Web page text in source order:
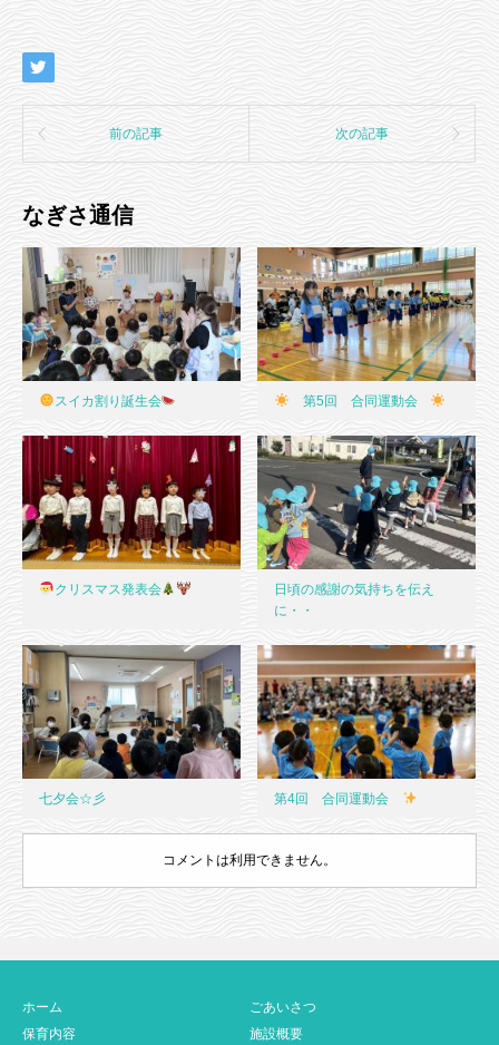
前の記事 次の記事
なぎさ通信
スイカ割り誕生会 第5回 合同運動会
クリスマス発表会
日頃の感謝の気持ちを伝え
に・・
七夕会☆彡 第4回 合同運動会
コメントは利用できません。
ホーム
ごあいさつ
保育内容
施設概要